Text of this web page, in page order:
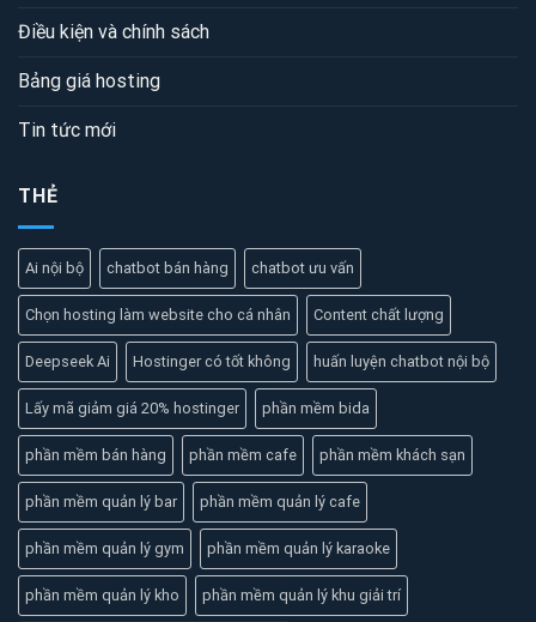
Điều kiện và chính sách
Bảng giá hosting
Tin tức mới
THẺ
Ai nội bộ chatbot bán hàng chatbot ưu vấn
Chọn hosting làm website cho cá nhân Content chất lượng
Deepseek Ai Hostinger có tốt không huấn luyện chatbot nội bộ
Lấy mã giảm giá 20% hostinger phần mềm bida
phần mềm bán hàng phần mềm cafe phần mềm khách sạn
phần mềm quản lý bar phần mềm quản lý cafe
phần mềm quản lý gym phần mềm quản lý karaoke
phần mềm quản lý kho phần mềm quản lý khu giải trí